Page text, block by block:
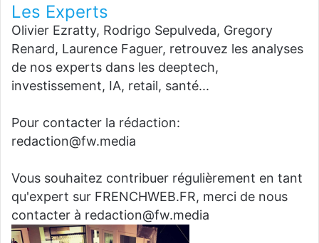
Les Experts
Olivier Ezratty, Rodrigo Sepulveda, Gregory
Renard, Laurence Faguer, retrouvez les analyses
de nos experts dans les deeptech,
investissement, IA, retail, santé...
Pour contacter la rédaction:
redaction@fw.media
Vous souhaitez contribuer régulièrement en tant
qu'expert sur FRENCHWEB.FR, merci de nous
contacter à redaction@fw.media